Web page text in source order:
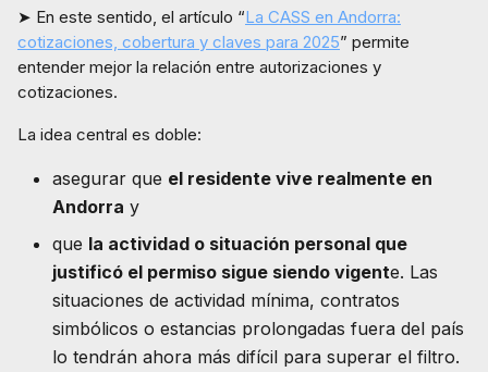
➤ En este sentido, el artículo “La CASS en Andorra:
cotizaciones, cobertura y claves para 2025” permite
entender mejor la relación entre autorizaciones y
cotizaciones.
La idea central es doble:
asegurar que el residente vive realmente en
Andorra y
que la actividad o situación personal que
justificó el permiso sigue siendo vigente. Las
situaciones de actividad mínima, contratos
simbólicos o estancias prolongadas fuera del país
lo tendrán ahora más difícil para superar el filtro.